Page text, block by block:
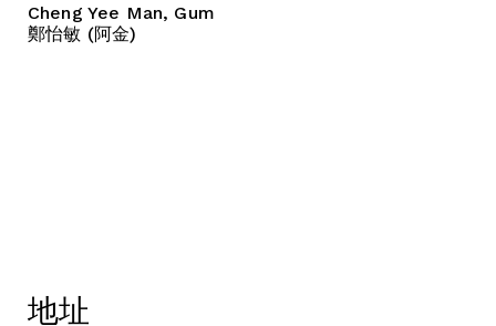
Cheng Yee Man, Gum
鄭怡敏 (阿金)
地址